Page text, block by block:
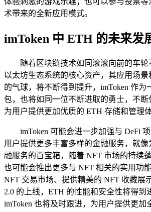
术带来的全新应用模式。
imToken 中 ETH 的未来发
随着区块链技术如同滚滚向前的车
以太坊生态系统的核心资产，其应用场
的气球，将不断得到提升，imToken 作为
包，也将如同一位不断进取的勇士，不断
为用户提供更加优质的 ETH 存储和管理体
imToken 可能会进一步加强与 DeFi
用户提供更多丰富多样的金融服务，就
融服务的百宝箱，随着 NFT 市场的持续
也可能会推出更多与 NFT 相关的实用功
NFT 交易市场、提供精美的 NFT 收藏展
2.0 的上线，ETH 的性能和安全性将得到
imToken 也将及时跟进，为用户提供更加